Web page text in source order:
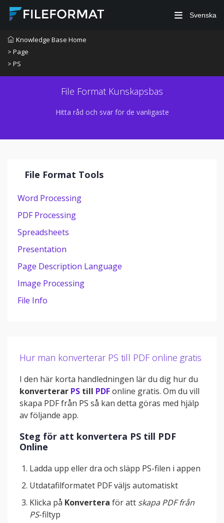
Svenska
Knowledge Base Home
> Page
> PS
File Format Kunskapsbas
Hitta råd och svar för de vanligaste
File Format Tools
Word Processing
PDF Processing
Spreadsheets
Presentation
Page Description Language
Image Processing
File Info
Hur man konverterar PS till PDF online gratis
I den här korta handledningen lär du dig hur du
konverterar PS till PDFonline gratis. Om du vill
skapa PDF från PS så kan detta göras med hjälp
av följande app.
Steg för att konvertera PS till PDF
Online
Ladda upp eller dra och släpp PS-filen i appen
Utdatafilformatet PDF väljs automatiskt
Klicka på Konvertera för att skapa PDF från
PS-filtyp